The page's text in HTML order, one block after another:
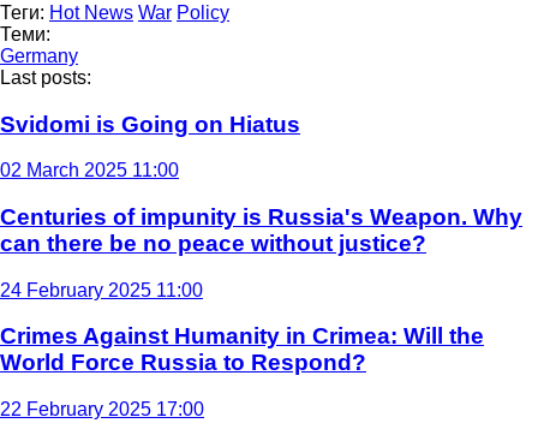
Теги: Hot News War Policy
Теми:
Germany
Last posts:
Svidomi is Going on Hiatus
02 March 2025 11:00
Centuries of impunity is Russia's Weapon. Why
can there be no peace without justice?
24 February 2025 11:00
Crimes Against Humanity in Crimea: Will the
World Force Russia to Respond?
22 February 2025 17:00